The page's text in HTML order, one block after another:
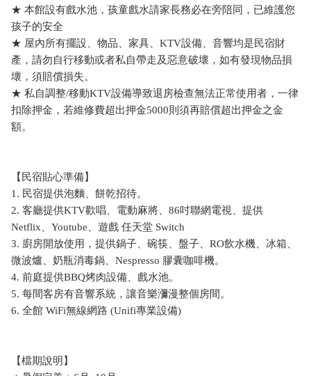
★ 本館設有戲水池，孩童戲水請家長務必在旁陪同，已維護您
孩子的安全
★ 屋內所有擺設、物品、家具、KTV設備、音響均是民宿財
產，請勿自行移動或者私自帶走及惡意破壞，如有發現物品損
壞，須賠償損失。
★ 私自調整/移動KTV設備導致退房檢查無法正常使用者，一律
扣除押金，若維修費超出押金5000則須再賠償超出押金之金
額。
【民宿貼心準備】
1. 民宿提供泡麵、餅乾招待。
2. 客廳提供KTV歡唱、電動麻將、86吋聯網電視、提供
Netflix、Youtube、遊戲 任天堂 Switch
3. 廚房開放使用，提供鍋子、碗筷、盤子、RO飲水機、冰箱、
微波爐、奶瓶消毒鍋、Nespresso 膠囊咖啡機。
4. 前庭提供BBQ烤肉設備、戲水池。
5. 每間客房有音響系統，讓音樂瀰漫整個房間。
6. 全館 WiFi無線網路 (Unifi專業設備)
【檔期說明】